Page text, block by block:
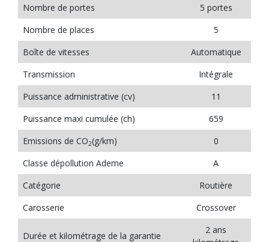
Nombre de portes
5 portes
Nombre de places
5
Boîte de vitesses
Automatique
Transmission
Intégrale
Puissance administrative (cv)
11
Puissance maxi cumulée (ch)
659
Emissions de CO2(g/km)
0
Classe dépollution Ademe
A
Catégorie
Routière
Carosserie
Crossover
Durée et kilométrage de la garantie
2 ans